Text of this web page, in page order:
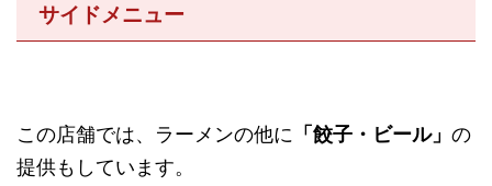
サイドメニュー
この店舗では、ラーメンの他に 「餃子・ビール」 の
提供もしています。